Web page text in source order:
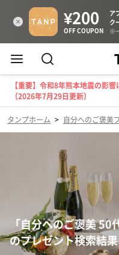
【重要】令和8年熊本地震の影
（2026年7月29日更新）
タンプホーム > 自分へのご褒美
「自分へのご褒美
のプレゼント検索結果